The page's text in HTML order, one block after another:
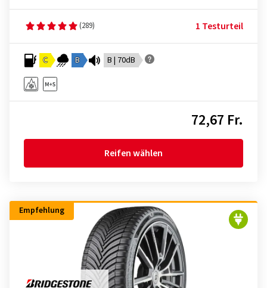
(289) 1 Testurteil
C B B | 70dB
72,67 Fr.
Reifen wählen
Empfehlung